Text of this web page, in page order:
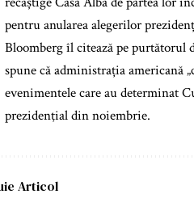
pentru anularea alegerilor
Bloomberg îl citează pe purtătorul
spune că administrația americană
evenimentele care au determinat
prezidenţial din noiembrie.
Articol